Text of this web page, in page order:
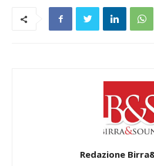
Redazione